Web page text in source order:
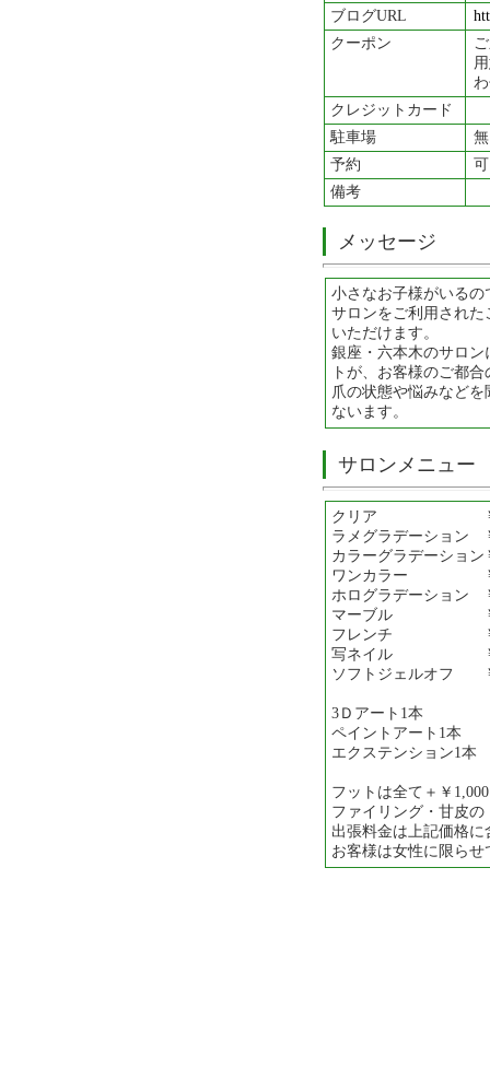
ブログURL
クーポン
クレジットカード
駐車場
無
予約
可
備考
メッセージ
小さなお子様がいる
サロンをご利用され
いただけます。
銀座・六本木のサロン
トが、お客様のご都
爪の状態や悩みなど
ないます。
サロンメニュー
クリア ￥
ラメグラデーション
カラーグラデーション
ワンカラー ￥
ホログラデーション
マーブル ￥
フレンチ ￥
写ネイル ￥
ソフトジェルオフ
3Ｄアート1本
ペイントアート1本
エクステンション1
フットは全て＋￥
ファイリング・甘皮
出張料金は上記価格
お客様は女性に限らせ